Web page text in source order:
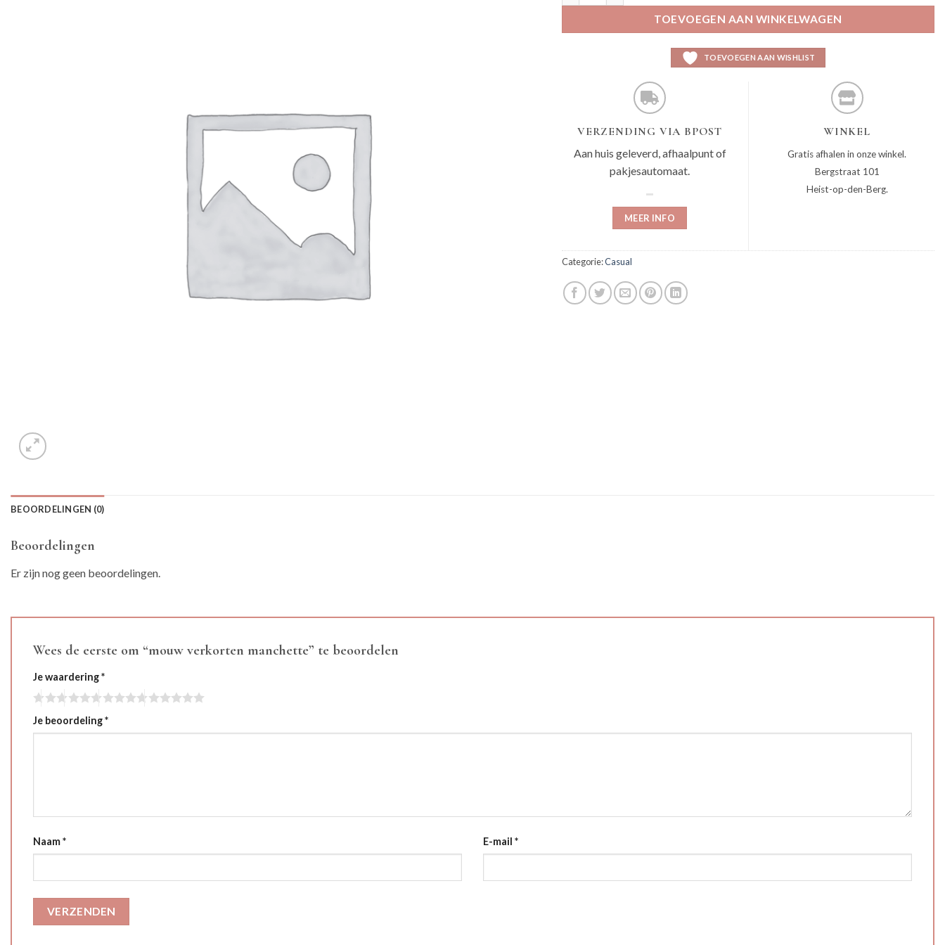
TOEVOEGEN AAN WINKELWAGEN
TOEVOEGEN AAN WISHLIST
VERZENDING VIA BPOST
Aan huis geleverd, afhaalpunt of
pakjesautomaat.
MEER INFO
WINKEL
Gratis afhalen in onze winkel.
Bergstraat 101
Heist-op-den-Berg.
Categorie:Casual
BEOORDELINGEN (0)
Beoordelingen
Er zijn nog geen beoordelingen.
Wees de eerste om “mouw verkorten manchette” te beoordelen
Je waardering*
Je beoordeling*
Naam* E-mail *